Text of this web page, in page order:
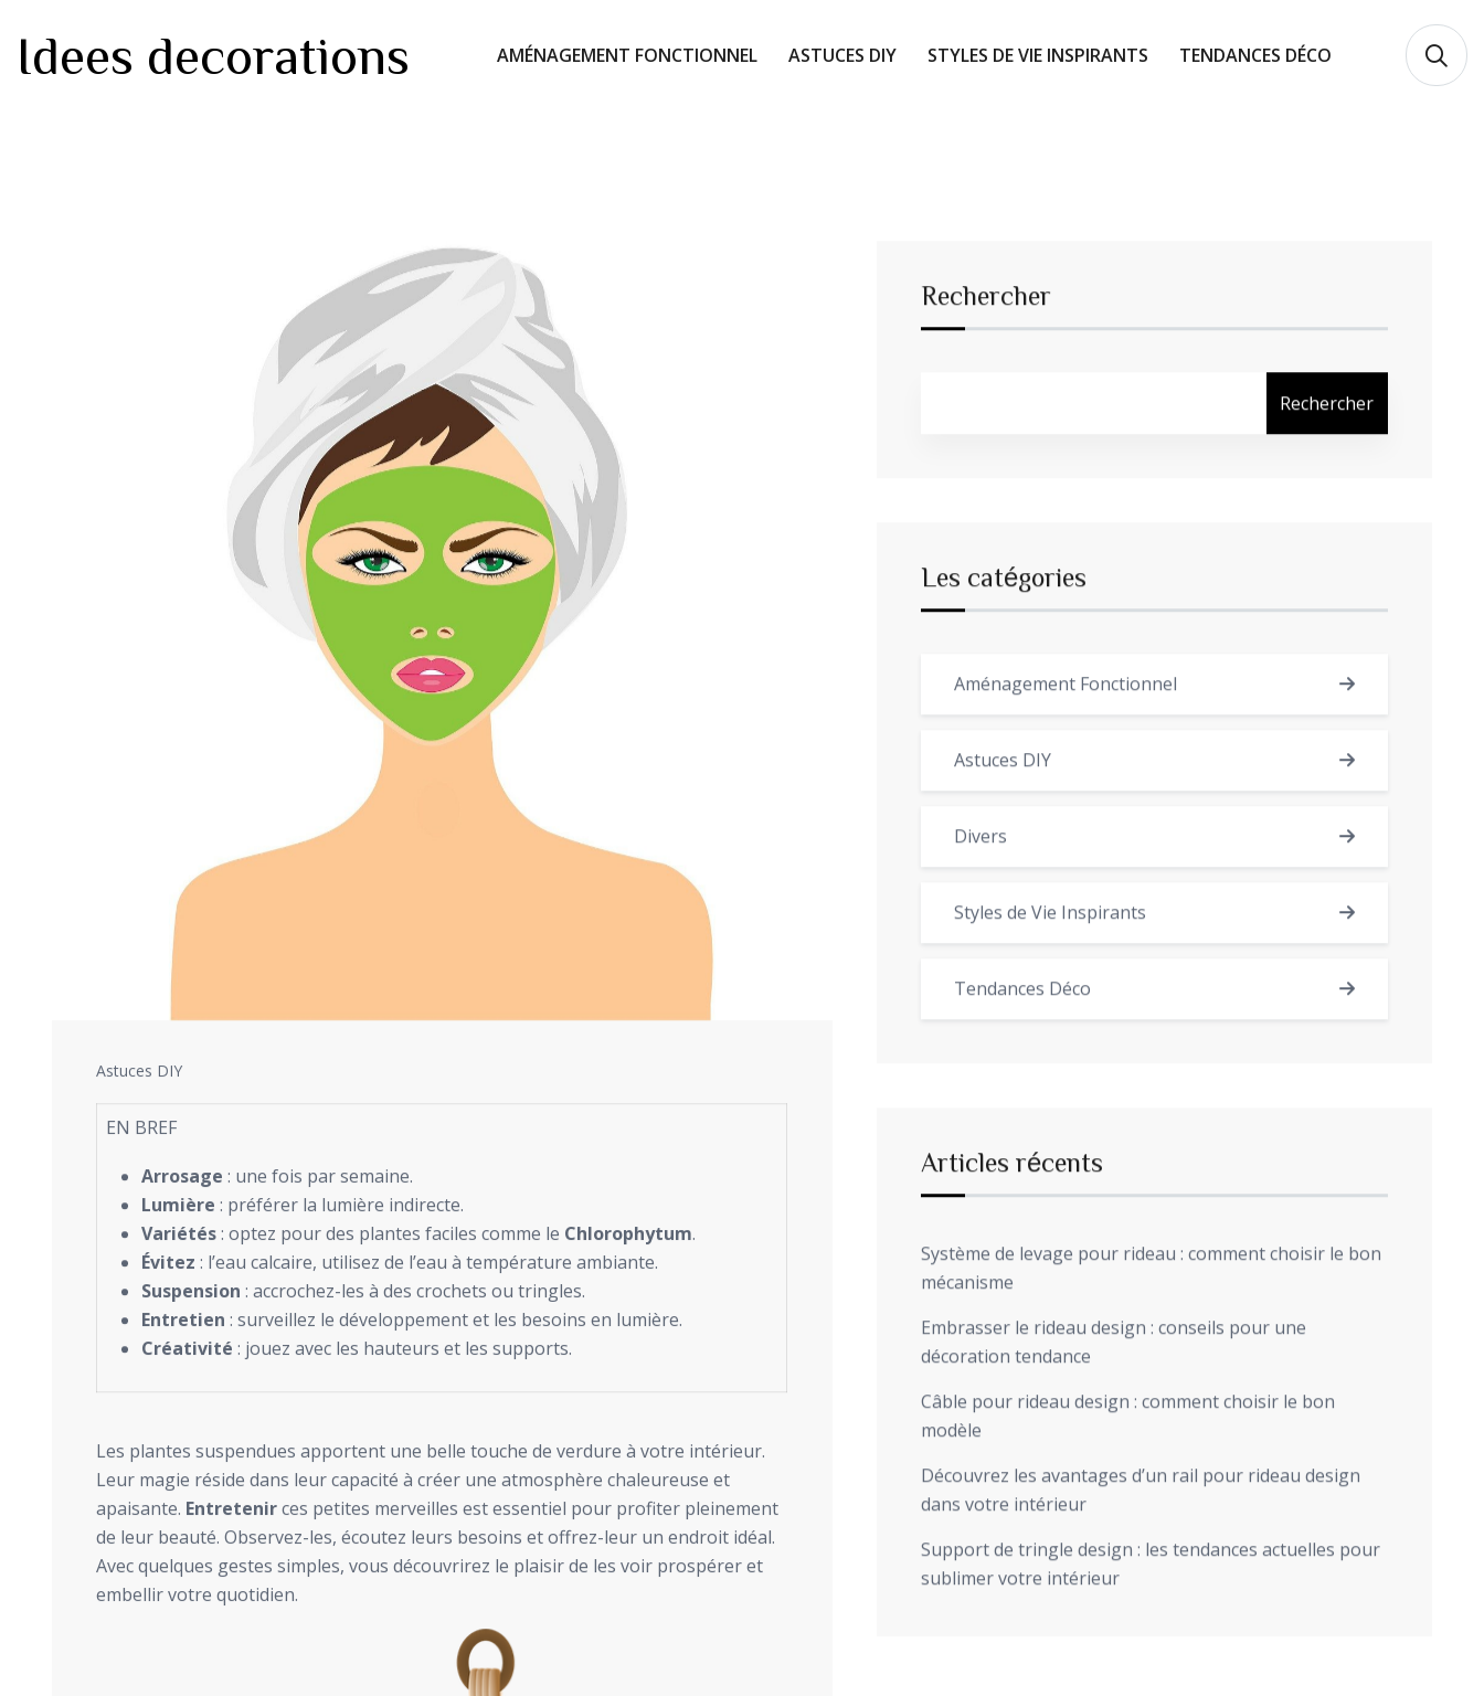
Idees decorations AMÉNAGEMENT FONCTIONNEL ASTUCES DIY STYLES DE VIE INSPIRANTS TENDANCES DÉCO
Astuces DIY
EN BREF
Arrosage : une fois par semaine.
Lumière : préférer la lumière indirecte.
Variétés: optez pour des plantes faciles comme le Chlorophytum.
Évitez : l’eau calcaire, utilisez de l’eau à température ambiante.
Suspension : accrochez-les à des crochets ou tringles.
Entretien : surveillez le développement et les besoins en lumière.
Créativité : jouez avec les hauteurs et les supports.
Les plantes suspendues apportent une belle touche de verdure à votre intérieur.
Leur magie réside dans leur capacité à créer une atmosphère chaleureuse et
apaisante. Entretenirces petites merveilles est essentiel pour profiter pleinement
de leur beauté. Observez-les, écoutez leurs besoins et offrez-leur un endroit idéal.
Avec quelques gestes simples, vous découvrirez le plaisir de les voir prospérer et
embellir votre quotidien.
Rechercher
Rechercher
Les catégories
Aménagement Fonctionnel
Astuces DIY
Divers
Styles de Vie Inspirants
Tendances Déco
Articles récents
Système de levage pour rideau : comment choisir le bon
mécanisme
Embrasser le rideau design : conseils pour une
décoration tendance
Câble pour rideau design : comment choisir le bon
modèle
Découvrez les avantages d’un rail pour rideau design
dans votre intérieur
Support de tringle design : les tendances actuelles pour
sublimer votre intérieur